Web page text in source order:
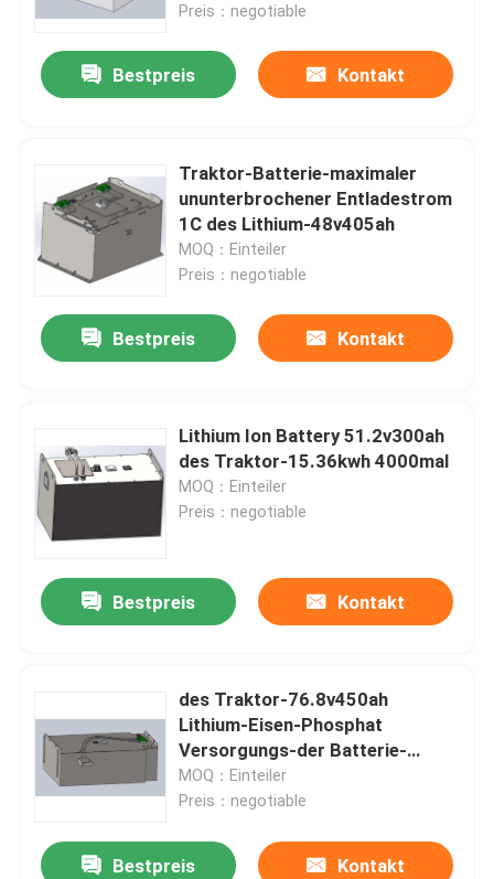
Preis：negotiable
Bestpreis Kontakt
Traktor-Batterie-maximaler
ununterbrochener Entladestrom
1C des Lithium-48v405ah
MOQ：Einteiler
Preis：negotiable
Bestpreis Kontakt
Lithium Ion Battery 51.2v300ah
des Traktor-15.36kwh 4000mal
MOQ：Einteiler
Preis：negotiable
Bestpreis Kontakt
des Traktor-76.8v450ah
Lithium-Eisen-Phosphat
Versorgungs-der Batterie-
34.56kwh
MOQ：Einteiler
Preis：negotiable
Bestpreis Kontakt